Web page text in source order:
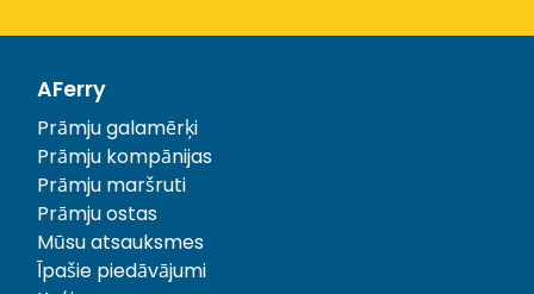
AFerry
Prāmju galamērķi
Prāmju kompānijas
Prāmju maršruti
Prāmju ostas
Mūsu atsauksmes
Īpašie piedāvājumi